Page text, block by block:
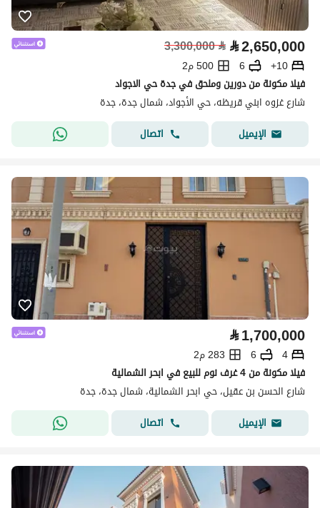
⃁2,650,000
⃁
3,300,000
10+
6
500 م2
فيلا مكونة من دورين وملحق في جدة حي الاجواد
شارع غزوه ابني قريظه، حي الأجواد، شمال جدة، جدة
الإيميل
اتصال
⃁1,700,000
4
6
283 م2
فيلا مكونة من 4 غرف نوم للبيع في ابحر الشمالية
شارع الحسن بن عقيل، حي ابحر الشمالية، شمال جدة، جدة
الإيميل
اتصال